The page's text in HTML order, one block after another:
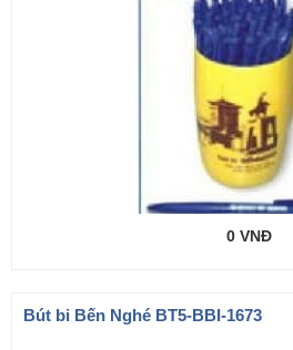
0 VNĐ
Bút bi Bến Nghé BT5-BBI-1673